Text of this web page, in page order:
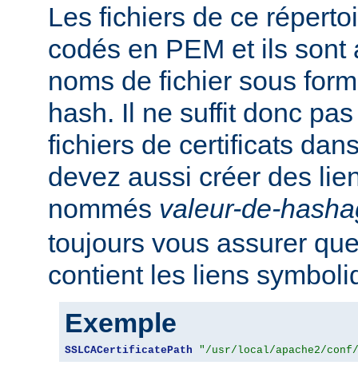
Les fichiers de ce
codés en PEM et ils sont
noms de fichier sous
hash. Il ne suffit donc
fichiers de certificats
devez aussi créer des
nommés valeur-de-
toujours vous assurer
contient les liens
Exemple
SSLCACertificatePath "/usr/local/apache2/